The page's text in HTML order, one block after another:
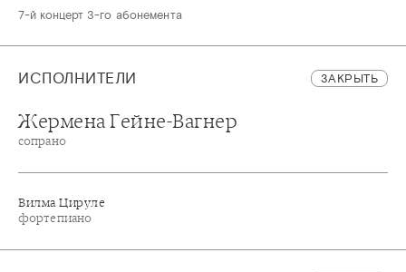
7-й концерт 3-го абонемента
ИСПОЛНИТЕЛИ ЗАКРЫТЬ
Жермена Гейне-Вагнер
сопрано
Вилма Цируле
фортепиано